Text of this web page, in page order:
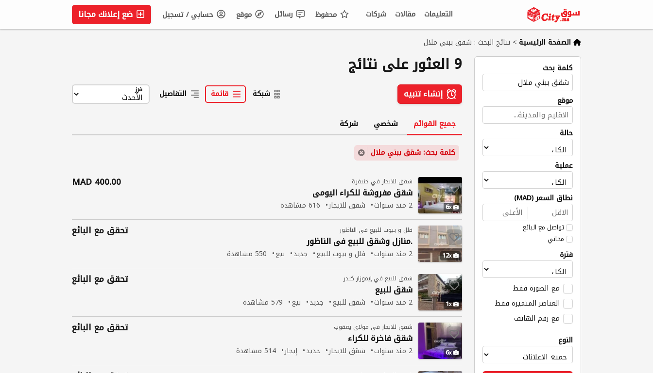
ضع إعلانك مجانا حسابي / تسجيل موقع رسائل محفوظ شركات مقالات
التعليمات
تم الحفظ 0
الصفحة الرئيسية > نتائج البحث : شقق ببني ملال
كلمة بحث
موقع
حالة
عملية
نطاق السعر (MAD)
تواصل مع البائع
مجاني
فترة
مع الصورة فقط
العناصر المتميزة فقط
مع رقم الهاتف
النوع
9 العثور على نتائج
إنشاء تنبيه شبكة قائمة التفاصيل فرز
جميع القوائم شخصي شركة
كلمة بحث: شقق ببني ملال
6
شقق للايجار في خنيفرة
شققمفروشة للكراء اليومي
2 مند سنوات شقق للايجار 616 مشاهدة
400.00 MAD
12
فلل و بيوت للبيع في الناظور
.منازل وشققللبيع في الناظور
2 مند سنوات فلل و بيوت للبيع جديد بيع 550 مشاهدة
تحقق مع البائع
1
شقق للبيع في إيموزار كندر
شققللبيع
2 مند سنوات شقق للبيع جديد بيع 579 مشاهدة
تحقق مع البائع
6
شقق للايجار في مولاي يعقوب
شققفاخرة للكراء
2 مند سنوات شقق للايجار جديد إيجار 514 مشاهدة
تحقق مع البائع